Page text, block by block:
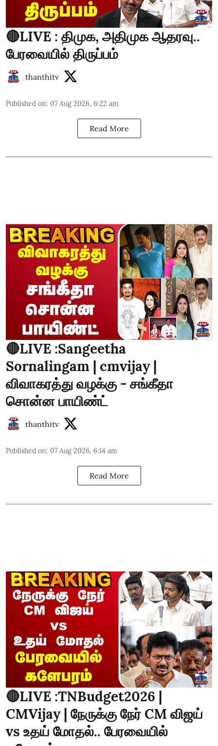
🔴LIVE : திமுக, அதிமுக ஆதரவு..
பேரவையில் திருப்பம்
thanthitv
Published on: 07 Aug 2026, 6:22 am
Read More
🔴LIVE :Sangeetha
Sornalingam | cmvijay |
விவாகரத்து வழக்கு - சங்கீதா
சொன்ன பாயிண்ட்
thanthitv
Published on: 07 Aug 2026, 6:14 am
Read More
🔴LIVE :TNBudget2026 |
CMVijay | நேருக்கு நேர் CM விஜய்
vs உதய் மோதல்.. பேரவையில்